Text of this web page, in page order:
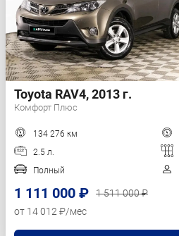
Toyota RAV4, 2013 г.
Комфорт Плюс
134 276 км
2.5 л.
Полный
1 111 000 ₽
1 511 000 ₽
от 14 012 ₽/мес